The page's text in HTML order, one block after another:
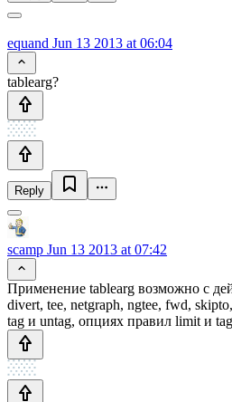
equand Jun 13 2013 at 06:04
tablearg?
Reply
scamp Jun 13 2013 at 07:42
Применение tablearg возможно с
divert, tee, netgraph, ngtee, fwd,
tag и untag, опциях правил limit и